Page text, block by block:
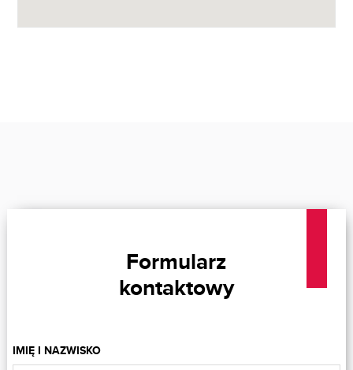
Formularz
kontaktowy
IMIĘ I NAZWISKO